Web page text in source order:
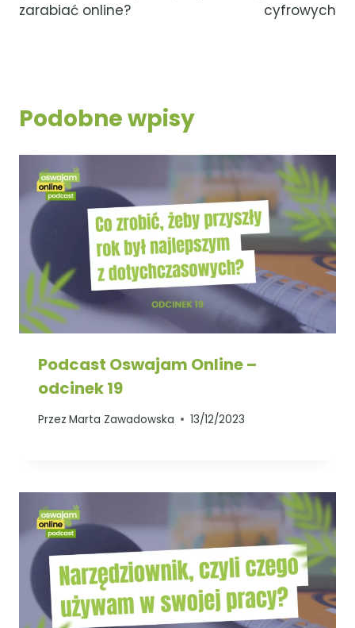
zarabiać online?
cyfrowych
Podobne wpisy
Podcast Oswajam Online –
odcinek 19
Przez Marta Zawadowska 13/12/2023